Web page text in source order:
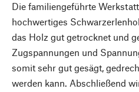
Die familiengeführte
hochwertiges
das Holz gut getrocknet und
Zugspannungen und
somit sehr gut gesägt,
werden kann. Abschließend